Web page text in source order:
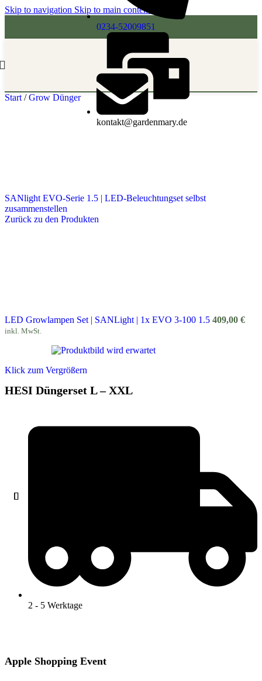
Skip to navigation Skip to main content
0234-52009851
kontakt@gardenmary.de
Start / Grow Dünger
SANlight EVO-Serie 1.5 | LED-Beleuchtungset selbst
zusammenstellen
Zurück zu den Produkten
LED Growlampen Set | SANLight | 1x EVO 3-100 1.5 409,00 €
inkl. MwSt.
Klick zum Vergrößern
HESI Düngerset L – XXL
2 - 5 Werktage
Apple Shopping Event